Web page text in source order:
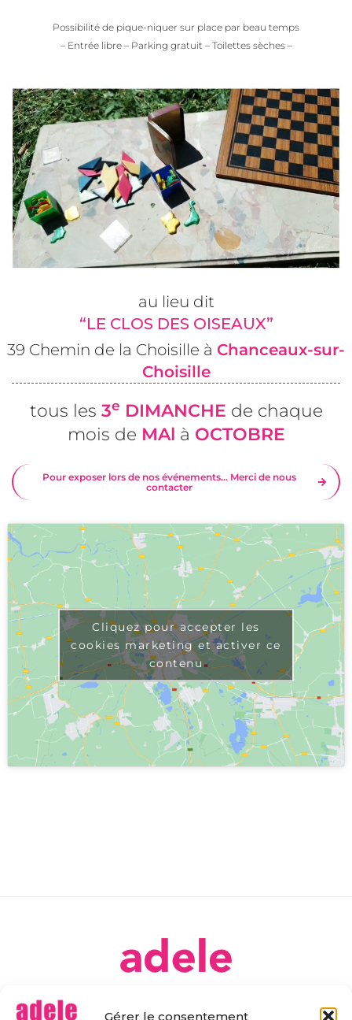
Gérer le consentement
Possibilité de pique-niquer sur place par beau temps
– Entrée libre – Parking gratuit – Toilettes sèches –
au lieu dit
“LE CLOS DES OISEAUX”
39 Chemin de la Choisille à Chanceaux-sur-
Choisille
tous les 3e DIMANCHE de chaque
mois de MAl à OCTOBRE
Pour exposer lors de nos événements... Merci de nous
contacter
Cliquez pour accepter les
cookies marketing et activer ce
contenu
Association déclarée